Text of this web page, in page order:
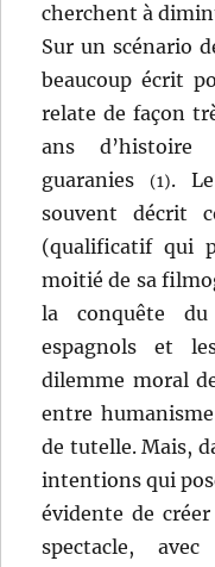
cherchent à
Sur un scénario
beaucoup écrit
relate de façon
ans d’histoire
guaranies(1).
souvent décrit
(qualificatif qui
moitié de sa
la conquête
espagnols et
dilemme moral
entre
de tutelle. Mais,
intentions qui
évidente de
spectacle,